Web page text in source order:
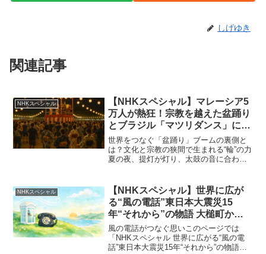
しげゆき
関連記事
NHKスペシャル
【NHKスペシャル】マレーシア5
万人が熱狂！宗教を越えた盆踊り
とブラジル「マツリダンス」に見
る世界のボンダンス革命｜2025
年11月3日
世界をつなぐ「盆踊り」ブームの裏側と
は？文化と宗教の狭間で生まれる“輪”の力
夏の夜、提灯が灯り、太鼓の音に合わせ
境を越え、世界中で広がっているのを知
っていますか？この記...
NHKスペシャル
【NHKスペシャル】世界に広が
る“風の電話”東日本大震災15
年“それから”の物語 大槌町から
世界550へ広がる祈りの電話と遺
族の想いを解説｜2026年3月8日
風の電話がつなぐ思いこのページでは
「NHKスペシャル 世界に広がる“風の電
話”東日本大震災15年“それから”の物語